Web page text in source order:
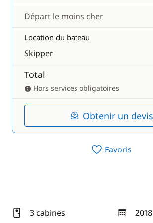
Départ le moins cher
Location du bateau
Skipper
Total
Hors services obligatoires
Obtenir un devis
Favoris
3 cabines 2018
année